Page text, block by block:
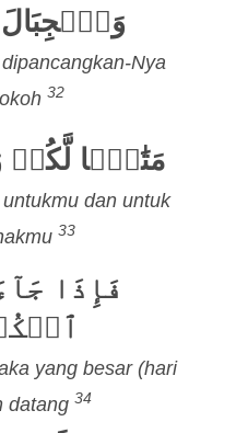
Nya
32
مَتَٰعًۭا لَّكُمۡ
dan untuk
33
فَإِذَا
yang besar (hari
datang 34